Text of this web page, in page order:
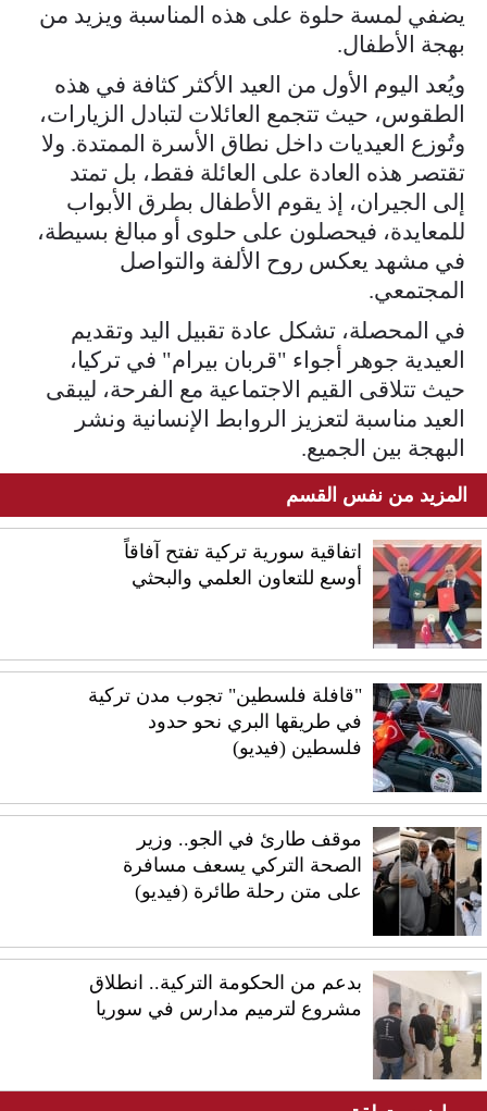
يضفي لمسة حلوة على هذه المناسبة ويزيد من
بهجة الأطفال.
ويُعد اليوم الأول من العيد الأكثر كثافة في هذه
الطقوس، حيث تتجمع العائلات لتبادل الزيارات،
وتُوزع العيديات داخل نطاق الأسرة الممتدة. ولا
تقتصر هذه العادة على العائلة فقط، بل تمتد
إلى الجيران، إذ يقوم الأطفال بطرق الأبواب
للمعايدة، فيحصلون على حلوى أو مبالغ بسيطة،
في مشهد يعكس روح الألفة والتواصل
المجتمعي.
في المحصلة، تشكل عادة تقبيل اليد وتقديم
العيدية جوهر أجواء "قربان بيرام" في تركيا،
حيث تتلاقى القيم الاجتماعية مع الفرحة، ليبقى
العيد مناسبة لتعزيز الروابط الإنسانية ونشر
البهجة بين الجميع.
المزيد من نفس القسم
اتفاقية سورية تركية تفتح آفاقاً
أوسع للتعاون العلمي والبحثي
"قافلة فلسطين" تجوب مدن تركية
في طريقها البري نحو حدود
فلسطين (فيديو)
موقف طارئ في الجو.. وزير
الصحة التركي يسعف مسافرة
على متن رحلة طائرة (فيديو)
بدعم من الحكومة التركية.. انطلاق
مشروع لترميم مدارس في سوريا